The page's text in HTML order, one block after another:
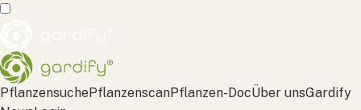
PflanzensuchePflanzenscanPflanzen-DocÜber unsGardify